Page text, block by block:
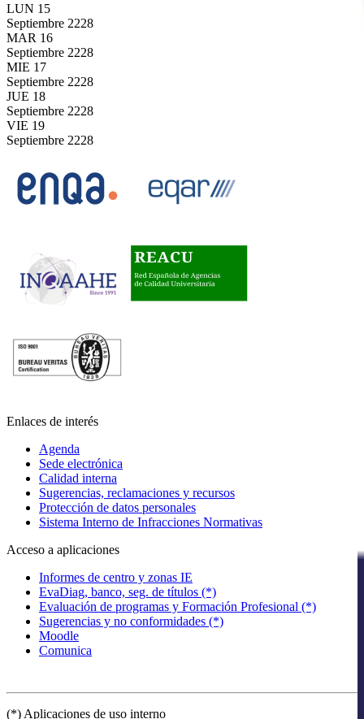
LUN 15
Septiembre 2228
MAR 16
Septiembre 2228
MIE 17
Septiembre 2228
JUE 18
Septiembre 2228
VIE 19
Septiembre 2228
Enlaces de interés
Agenda
Sede electrónica
Calidad interna
Sugerencias, reclamaciones y recursos
Protección de datos personales
Sistema Interno de Infracciones Normativas
Acceso a aplicaciones
Informes de centro y zonas IE
EvaDiag, banco, seg. de títulos (*)
Evaluación de programas y Formación Profesional (*)
Sugerencias y no conformidades (*)
Moodle
Comunica
(*) Aplicaciones de uso interno